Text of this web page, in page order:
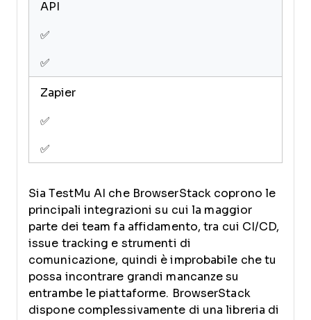
API
✅
✅
Zapier
✅
✅
Sia TestMu AI che BrowserStack coprono le
principali integrazioni su cui la maggior
parte dei team fa affidamento, tra cui CI/CD,
issue tracking e strumenti di
comunicazione, quindi è improbabile che tu
possa incontrare grandi mancanze su
entrambe le piattaforme. BrowserStack
dispone complessivamente di una libreria di